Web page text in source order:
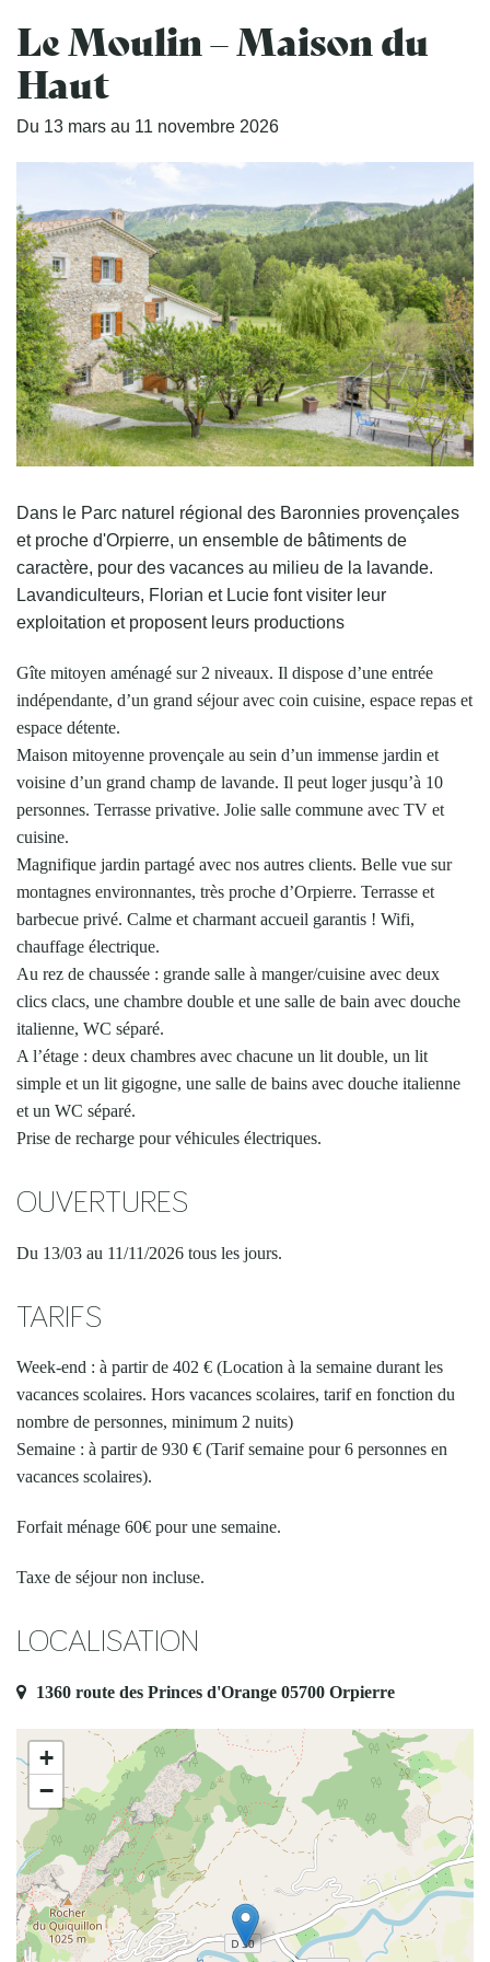
Le Moulin – Maison du
Haut
Du 13 mars au 11 novembre 2026
Dans le Parc naturel régional des Baronnies provençales
et proche d'Orpierre, un ensemble de bâtiments de
caractère, pour des vacances au milieu de la lavande.
Lavandiculteurs, Florian et Lucie font visiter leur
exploitation et proposent leurs productions
Gîte mitoyen aménagé sur 2 niveaux. Il dispose d’une entrée
indépendante, d’un grand séjour avec coin cuisine, espace repas et
espace détente.
Maison mitoyenne provençale au sein d’un immense jardin et
voisine d’un grand champ de lavande. Il peut loger jusqu’à 10
personnes. Terrasse privative. Jolie salle commune avec TV et
cuisine.
Magnifique jardin partagé avec nos autres clients. Belle vue sur
montagnes environnantes, très proche d’Orpierre. Terrasse et
barbecue privé. Calme et charmant accueil garantis ! Wifi,
chauffage électrique.
Au rez de chaussée : grande salle à manger/cuisine avec deux
clics clacs, une chambre double et une salle de bain avec douche
italienne, WC séparé.
A l’étage : deux chambres avec chacune un lit double, un lit
simple et un lit gigogne, une salle de bains avec douche italienne
et un WC séparé.
Prise de recharge pour véhicules électriques.
OUVERTURES
Du 13/03 au 11/11/2026 tous les jours.
TARIFS
Week-end : à partir de 402 € (Location à la semaine durant les
vacances scolaires. Hors vacances scolaires, tarif en fonction du
nombre de personnes, minimum 2 nuits)
Semaine : à partir de 930 € (Tarif semaine pour 6 personnes en
vacances scolaires).
Forfait ménage 60€ pour une semaine.
Taxe de séjour non incluse.
LOCALISATION
1360 route des Princes d'Orange 05700 Orpierre
+
−